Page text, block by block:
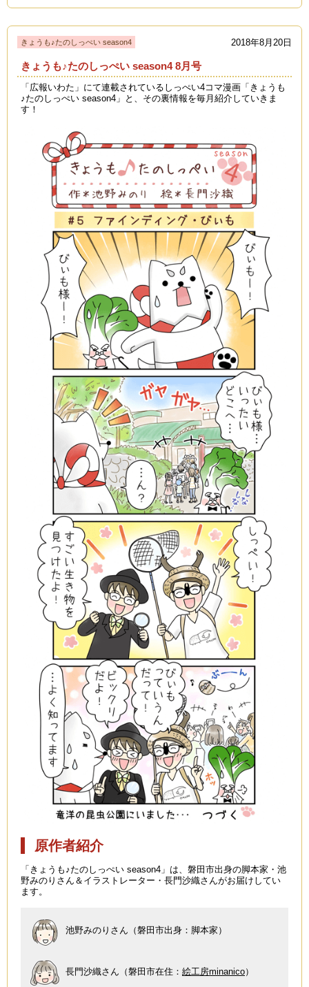
きょうも♪たのしっぺい season4 2018年8月20日
きょうも♪たのしっぺい season4 8月号
「広報いわた」にて連載されているしっぺい4コマ漫画「きょうも
♪たのしっぺい season4」と、その裏情報を毎月紹介していきま
す！
原作者紹介
「きょうも♪たのしっぺい season4」は、磐田市出身の脚本家・池
野みのりさん＆イラストレーター・長門沙織さんがお届けしてい
ます。
池野みのりさん（磐田市出身：脚本家）
長門沙織さん（磐田市在住： 絵工房minanico）